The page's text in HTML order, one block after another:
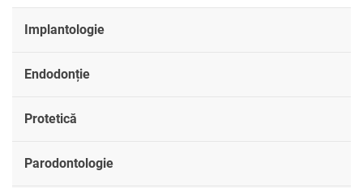
Implantologie
Endodonție
Protetică
Parodontologie